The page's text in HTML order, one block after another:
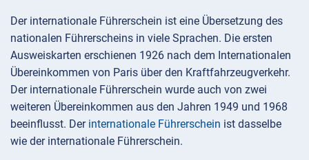
Der internationale Führerschein ist eine Übersetzung des
nationalen Führerscheins in viele Sprachen. Die ersten
Ausweiskarten erschienen 1926 nach dem Internationalen
Übereinkommen von Paris über den Kraftfahrzeugverkehr.
Der internationale Führerschein wurde auch von zwei
weiteren Übereinkommen aus den Jahren 1949 und 1968
beeinflusst. Der internationale Führerschein ist dasselbe
wie der internationale Führerschein.